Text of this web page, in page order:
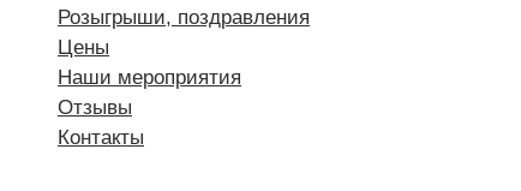
Розыгрыши, поздравления
Цены
Наши мероприятия
Отзывы
Контакты